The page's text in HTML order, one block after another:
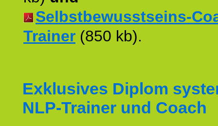
Selbstbewusstseins-
Trainer (850 kb).
Exklusives Diplom
NLP-Trainer und Coach